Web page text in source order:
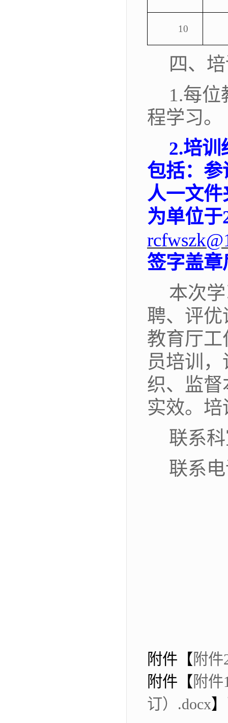
10
四、
1.每位
程学习。
2.培训
包括：
人一文
为单位于
签字盖章
本次
聘、评
教育厅
员培训，
织、监督
实效。
联系
联系
附件【 附
附件【 附
订）.docx